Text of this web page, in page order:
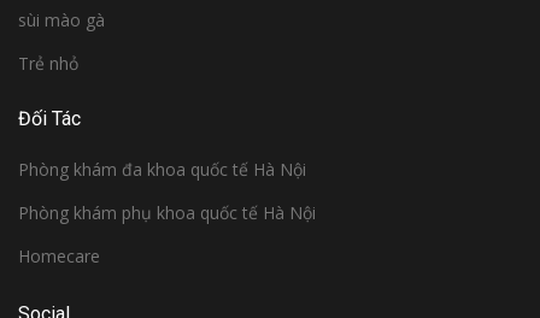
sùi mào gà
Trẻ nhỏ
Đối Tác
Phòng khám đa khoa quốc tế Hà Nội
Phòng khám phụ khoa quốc tế Hà Nội
Homecare